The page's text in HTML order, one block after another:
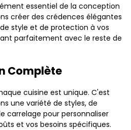
essentiel de la conception
créer des crédences élégantes
style et de protection à vos
parfaitement avec le reste de
Complète
cuisine est unique. C'est
une variété de styles, de
carrelage pour personnaliser
et vos besoins spécifiques.